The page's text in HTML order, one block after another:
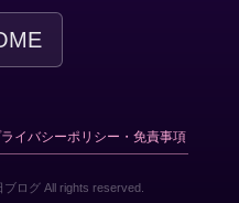
イバシーポリシー・免責事項
ログ All rights reserved.